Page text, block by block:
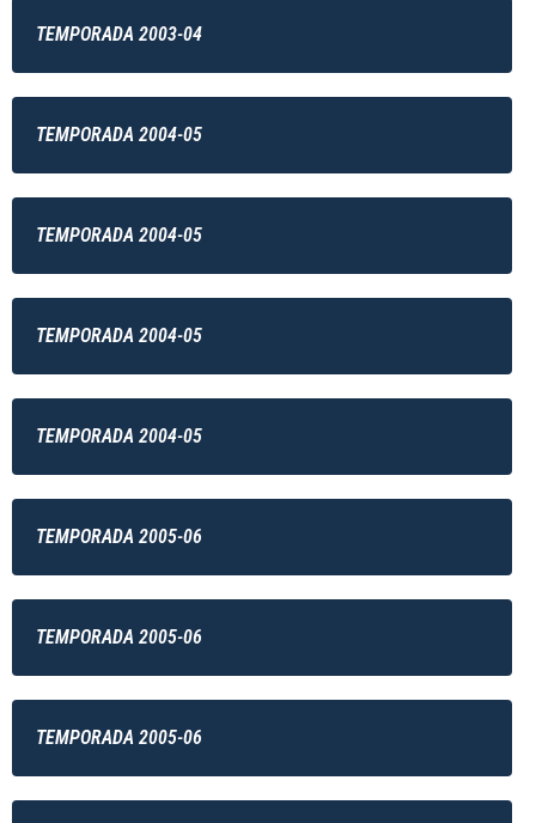
TEMPORADA 2003-04
TEMPORADA 2004-05
TEMPORADA 2004-05
TEMPORADA 2004-05
TEMPORADA 2004-05
TEMPORADA 2005-06
TEMPORADA 2005-06
TEMPORADA 2005-06